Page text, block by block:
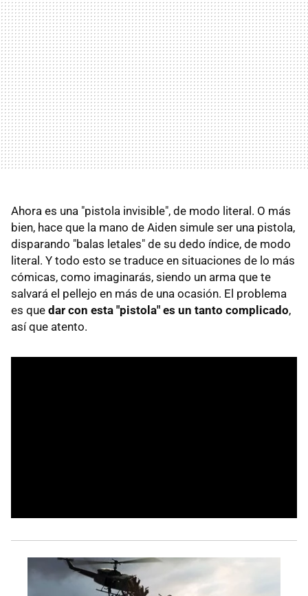
Ahora es una "pistola invisible", de modo literal. O más
bien, hace que la mano de Aiden simule ser una pistola,
disparando "balas letales" de su dedo índice, de modo
literal. Y todo esto se traduce en situaciones de lo más
cómicas, como imaginarás, siendo un arma que te
salvará el pellejo en más de una ocasión. El problema
es que dar con esta "pistola" es un tanto complicado,
así que atento.